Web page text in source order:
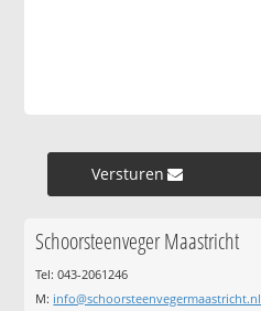
Versturen »
Schoorsteenveger Maastricht
Tel: 043-2061246
M: info@schoorsteenvegermaastricht.nl